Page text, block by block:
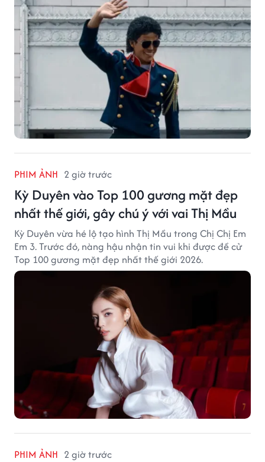
PHIM ẢNH 2 giờ trước
Kỳ Duyên vào Top 100 gương mặt đẹp
nhất thế giới, gây chú ý với vai Thị Mầu
Kỳ Duyên vừa hé lộ tạo hình Thị Mầu trong Chị Chị Em
Em 3. Trước đó, nàng hậu nhận tin vui khi được đề cử
Top 100 gương mặt đẹp nhất thế giới 2026.
PHIM ẢNH 2 giờ trước